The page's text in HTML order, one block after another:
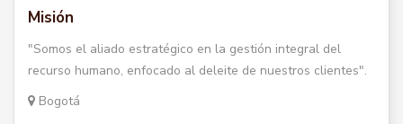
Misión
"Somos el aliado estratégico en la gestión integral del
recurso humano, enfocado al deleite de nuestros clientes".
Bogotá